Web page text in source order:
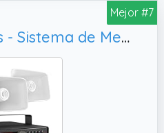
lo que garantiza
los rincones del
de la batería.
de uso con una
megáfono,
Mejor #7
Power Dynamics - Sistema de Megafonía para Coche PDC30 de 30W, IPX6